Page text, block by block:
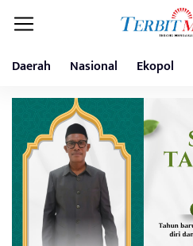
Daerah Nasional Ekopol